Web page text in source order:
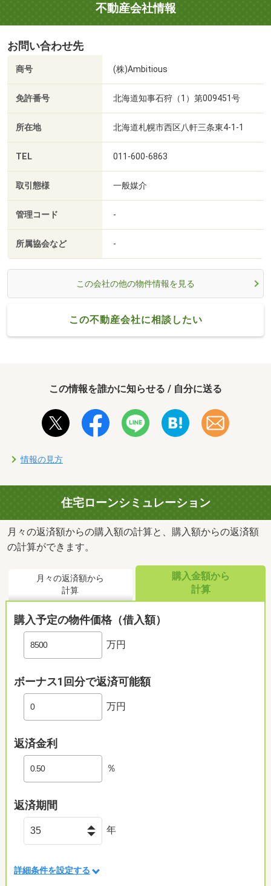
不動産会社情報
お問い合わせ先
商号 (株)Ambitious
免許番号 北海道知事石狩（1）第009451号
所在地 北海道札幌市西区八軒三条東4-1-1
TEL 011-600-6863
取引態様 一般媒介
管理コード -
所属協会など -
この会社の他の物件情報を見る
この不動産会社に相談したい
この情報を誰かに知らせる / 自分に送る
情報の見方
住宅ローンシミュレーション
月々の返済額からの購入額の計算と、購入額からの返済額
の計算ができます。
月々の返済額から
計算
購入金額から
計算
購入予定の物件価格（借入額）
万円
ボーナス1回分で返済可能額
万円
返済金利
％
返済期間
年
詳細条件を設定する